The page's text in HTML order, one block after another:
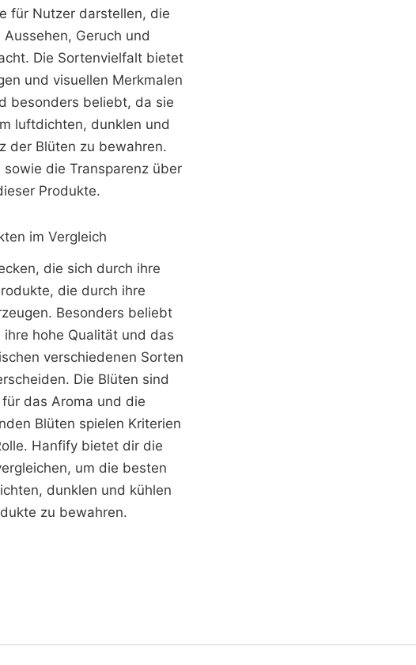
für Nutzer darstellen, die
Geruch und
Die Sortenvielfalt bietet
und visuellen Merkmalen
besonders beliebt, da sie
luftdichten, dunklen und
der Blüten zu bewahren.
die Transparenz über
Produkte.
im Vergleich
die sich durch ihre
die durch ihre
Besonders beliebt
hohe Qualität und das
verschiedenen Sorten
Die Blüten sind
das Aroma und die
Blüten spielen Kriterien
Hanfify bietet dir die
um die besten
dunklen und kühlen
zu bewahren.